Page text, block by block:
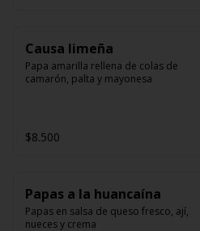
Causa limeña
Papa amarilla rellena de colas de
camarón, palta y mayonesa
$8.500
Papas a la huancaína
Papas en salsa de queso fresco, ají,
nueces y crema